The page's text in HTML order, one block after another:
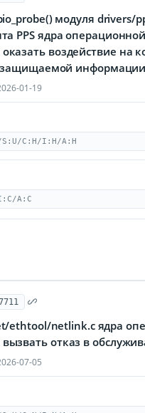
модуля drivers/
PPS ядра
воздействие на
защищаемой
01-19
S:U/C:H/I:H/A:H
A:C
ethtool/netlink.c ядра
отказ в
07-05